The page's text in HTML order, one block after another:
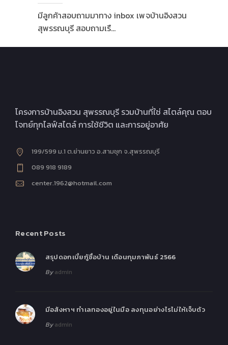
มีลูกค้าสอบถามมาทาง inbox เพจบ้านอิงสวน
สุพรรณบุรี สอบถามเรื…
โครงการบ้านอิงสวน สุพรรณบุรี รวมบ้านที่ใช่ สไตล์คุณ ตอบ
โจทย์ทุกไลฟ์สไตล์ การใช้ชีวิต และการอยู่อาศัย
199/599 ม.1 ต.ย่านยาว อ.สามชุก จ.สุพรรณบุรี
089 918 9189
center.1962@hotmail.com
Recent Posts
สรุปดอกเบี้ยกู้ซื้อบ้าน เดือนกุมภาพันธ์ 2566
Byadmin
มีอสังหาฯ ทำเลทองอยู่ในมือ ลงทุนอย่างไรไม่ให้เจ็บตัว
Byadmin